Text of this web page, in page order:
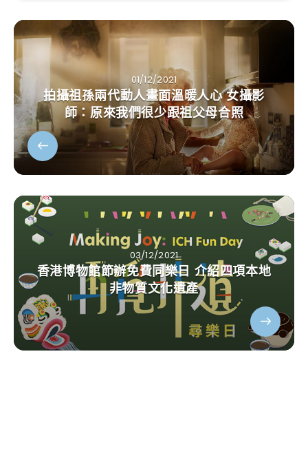
01/12/2021
拍攝祖孫兩代動人畫面溫暖人心 女攝影
師：原來我們很少跟祖父母合照
03/12/2021
香港博物館節辦免費同樂日 介紹四項本地
非物質文化遺產